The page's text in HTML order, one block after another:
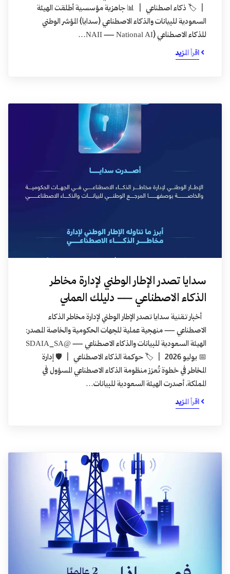
| 🏷️ ذكاء اصطناعي | 📊 جاهزية مؤسسية أطلقت الهيئة
السعودية للبيانات والذكاء الاصطناعي (سدايا) المؤشر الوطني
للذكاء الاصطناعي (NAII — National AI…
اقرأ المزيد
سدايا تصدر الإطار الوطني لإدارة مخاطر
الذكاء الاصطناعي — دليلك العملي
أخبار تقنية سدايا تصدر الإطار الوطني لإدارة مخاطر الذكاء
الاصطناعي — منهجية عملية للجهات الحكومية والخاصة المصدر:
الهيئة السعودية للبيانات والذكاء الاصطناعي — @SDAIA_SA
📅 يوليو 2026 | 🏷️ حوكمة الذكاء الاصطناعي | 🛡️ إدارة
المخاطر في خطوة تُعزز منظومة الذكاء الاصطناعي المسؤول في
المملكة، أصدرت الهيئة السعودية للبيانات…
اقرأ المزيد